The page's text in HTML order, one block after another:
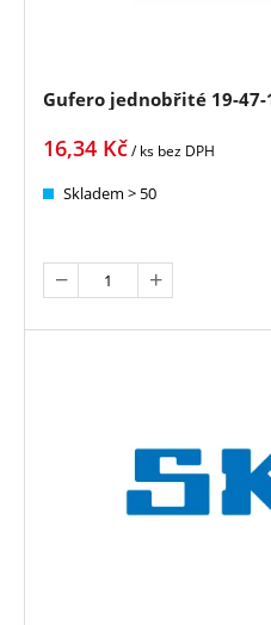
Gufero jednobřité 19-47-
16,34 Kč/ ks bez DPH
Skladem > 50